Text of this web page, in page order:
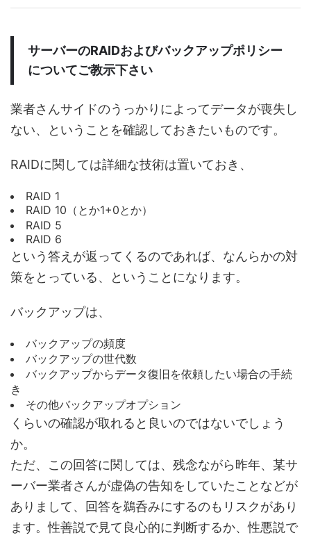
サーバーのRAIDおよびバックアップポリシー
についてご教示下さい
業者さんサイドのうっかりによってデータが喪失し
ない、ということを確認しておきたいものです。
RAIDに関しては詳細な技術は置いておき、
RAID 1
RAID 10（とか1+0とか）
RAID 5
RAID 6
という答えが返ってくるのであれば、なんらかの対
策をとっている、ということになります。
バックアップは、
バックアップの頻度
バックアップの世代数
バックアップからデータ復旧を依頼したい場合の手続
き
その他バックアップオプション
くらいの確認が取れると良いのではないでしょう
か。
ただ、この回答に関しては、残念ながら昨年、某サ
ーバー業者さんが虚偽の告知をしていたことなどが
ありまして、回答を鵜呑みにするのもリスクがあり
ます。性善説で見て良心的に判断するか、性悪説で